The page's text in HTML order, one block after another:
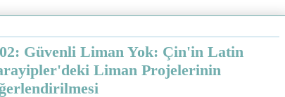
Güvenli Liman Yok: Çin'in Latin
Liman Projelerinin